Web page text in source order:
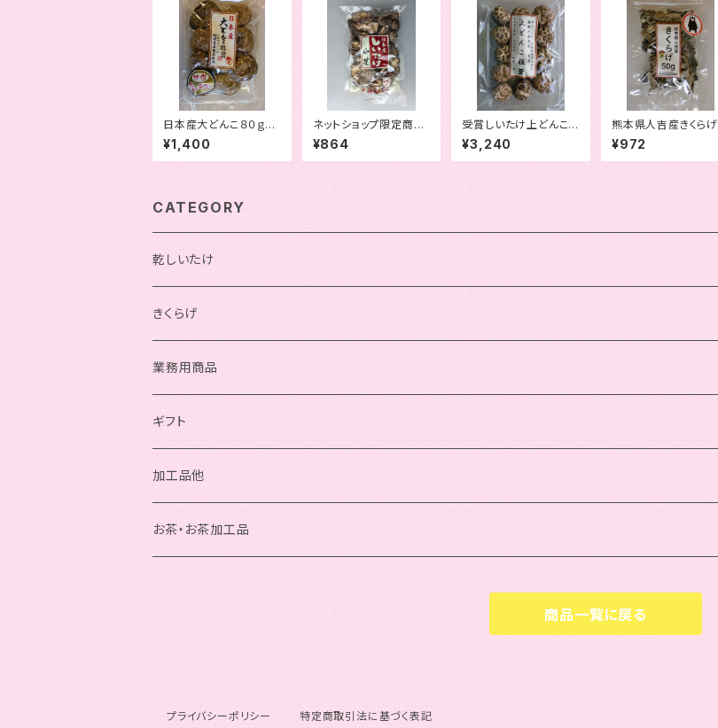
日本産大どんこ８０ｇパ
ック
¥1,400
ネットショップ限定商
品 日本産小葉１２０ｇ
袋詰
¥864
受賞しいたけ上どんこ８
０ｇ
¥3,240
熊本県人吉産きくらげ
ホール５０ｇ
¥972
CATEGORY
乾しいたけ
機能性表示食品
きくらげ
業務用商品
ギフト
加工品他
お茶・お茶加工品
商品一覧に戻る
プライバシーポリシー 特定商取引法に基づく表記